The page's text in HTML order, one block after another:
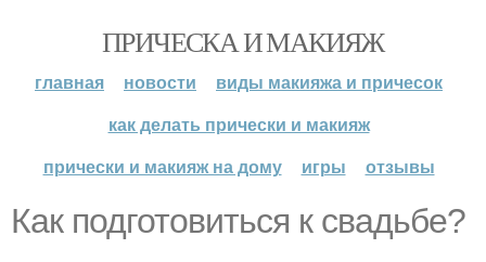
ПРИЧЕСКА И МАКИЯЖ
главная новости
виды макияжа и причесок
как делать прически и макияж
прически и макияж на дому
игры отзывы
Как подготовиться к свадьбе?